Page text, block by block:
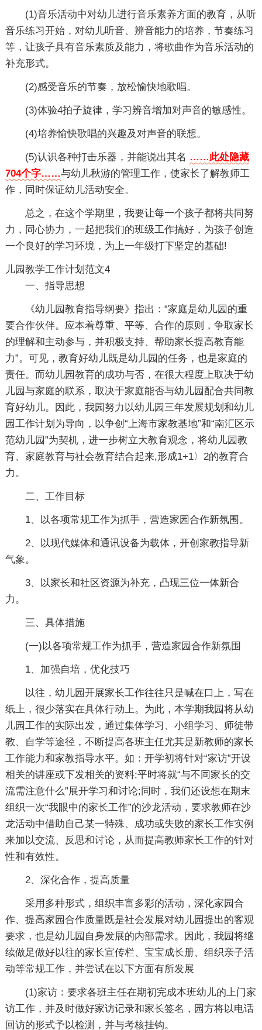
(1)音乐活动中对幼儿进行音乐素养方面的教育，从听
音乐练习开始，对幼儿听音、辨音能力的培养，节奏练习
等，让孩子具有音乐素质及能力，将歌曲作为音乐活动的
补充形式。
(2)感受音乐的节奏，放松愉快地歌唱。
(3)体验4拍子旋律，学习辨音增加对声音的敏感性。
(4)培养愉快歌唱的兴趣及对声音的联想。
(5)认识各种打击乐器，并能说出其名 ……此处隐藏
704个字……与幼儿秋游的管理工作，使家长了解教师工
作，同时保证幼儿活动安全。
总之，在这个学期里，我要让每一个孩子都将共同努
力，同心协力，一起把我们的班级工作搞好，为孩子创造
一个良好的学习环境，为上一年级打下坚定的基础!
儿园教学工作计划范文4
一、指导思想
《幼儿园教育指导纲要》指出：“家庭是幼儿园的重
要合作伙伴。应本着尊重、平等、合作的原则，争取家长
的理解和主动参与，并积极支持、帮助家长提高教育能
力”。可见，教育好幼儿既是幼儿园的任务，也是家庭的
责任。而幼儿园教育的成功与否，在很大程度上取决于幼
儿园与家庭的联系，取决于家庭能否与幼儿园配合共同教
育好幼儿。因此，我园努力以幼儿园三年发展规划和幼儿
园工作计划为导向，以争创“上海市家教基地”和“南汇区示
范幼儿园”为契机，进一步树立大教育观念，将幼儿园教
育、家庭教育与社会教育结合起来,形成1+1〉2的教育合
力。
二、工作目标
1、以各项常规工作为抓手，营造家园合作新氛围。
2、以现代媒体和通讯设备为载体，开创家教指导新
气象。
3、以家长和社区资源为补充，凸现三位一体新合
力。
三、具体措施
(一)以各项常规工作为抓手，营造家园合作新氛围
1、加强自培，优化技巧
以往，幼儿园开展家长工作往往只是喊在口上，写在
纸上，很少落实在具体行动上。为此，本学期我园将从幼
儿园工作的实际出发，通过集体学习、小组学习、师徒带
教、自学等途径，不断提高各班主任尤其是新教师的家长
工作能力和家教指导水平。如：开学初将针对“家访”开设
相关的讲座或下发相关的资料;平时将就“与不同家长的交
流需注意什么”展开学习和讨论;同时，我们还设想在期末
组织一次“我眼中的家长工作”的沙龙活动，要求教师在沙
龙活动中借助自己某一特殊、成功或失败的家长工作实例
来加以交流、反思和讨论，从而提高教师家长工作的针对
性和有效性。
2、深化合作，提高质量
采用多种形式，组织丰富多彩的活动，深化家园合
作、提高家园合作质量既是社会发展对幼儿园提出的客观
要求，也是幼儿园自身发展的内部需求。因此，我园将继
续做足做好以往的家长宣传栏、宝宝成长册、组织亲子活
动等常规工作，并尝试在以下方面有所发展
(1)家访：要求各班主任在期初完成本班幼儿的上门家
访工作，并及时做好家访记录和家长签名，园方将以电话
回访的形式予以检测，并与考核挂钩。